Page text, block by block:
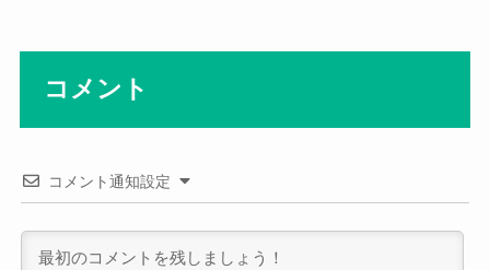
コメント
コメント通知設定